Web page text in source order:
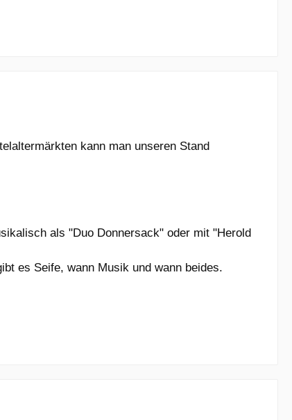
kann man unseren Stand
als "Duo Donnersack" oder mit "Herold
es Seife, wann Musik und wann beides.